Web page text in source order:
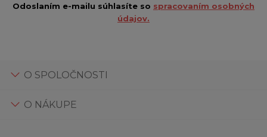
Odoslaním e-mailu súhlasíte so spracovaním osobných
údajov.
O SPOLOČNOSTI
O NÁKUPE